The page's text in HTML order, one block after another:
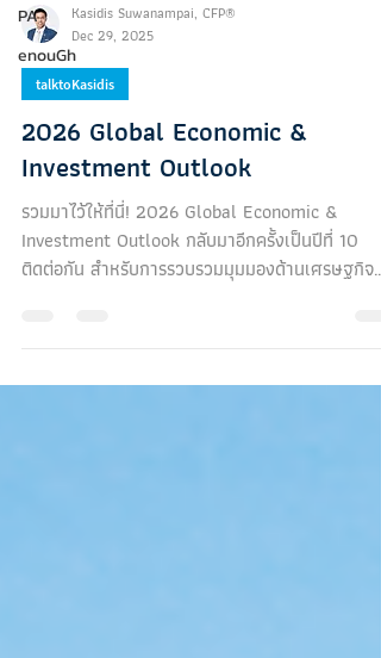
PA
enouGh
Kasidis Suwanampai, CFP®
Dec 29, 2025
talktoKasidis
2026 Global Economic &
Investment Outlook
รวมมาไว้ให้ที่นี่! 2026 Global Economic &
Investment Outlook กลับมาอีกครั้งเป็นปีที่ 10
ติดต่อกัน สำหรับการรวบรวมมุมมองด้านเศรษฐกิจ
สถาบันการเงิน/กลุ่มธุรกิจจัดการลงทุน/กลุ่มธุรกิจ
ธนาคาร/ที่ปรึกษาการลงทุน ฯลฯ ชั้นนำระดับแนวหน้า